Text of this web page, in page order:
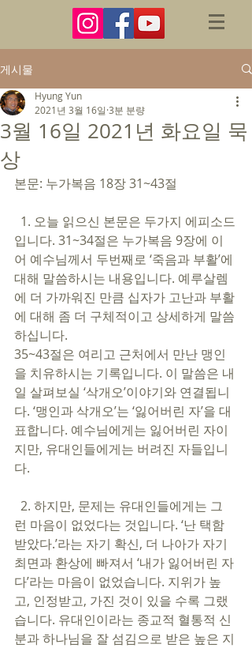
게시물
3월 16일 2021년 화요일 묵
상
Hyung Yun
2021년 3월 16일 3분 분량
본문: 누가복음 18장 31~43절
입니다. 31~34절은 누가복음 9장에 이
어 예수님께서 두번째로 ‘죽음과 부활’에
대해 말씀하시는 내용입니다. 예루살렘
에 더 가까워진 만큼 십자가 고난과 부활
에 대해 좀 더 구체적이고 상세하게 말씀
하십니다.
35~43절은 여리고 근처에서 만난 맹인
을 치유하시는 기록입니다. 이 말씀은 내
일 살펴보실 ‘삭개오’이야기와 연결됩니
다. ‘맹인과 삭개오’는 ‘잃어버린 자’을 대
표합니다. 예수님에게는 잃어버린 자이
지만, 유대인들에게는 버려진 자들입니
다.
런 마음이 없었다는 것입니다. ‘난 택함
받았다.’라는 자기 확신, 더 나아가 자기
최면과 환상에 빠져서 ‘내가 잃어버린 자
다’라는 마음이 없었습니다. 지위가 높
고, 인정받고, 가진 것이 있을 수록 그랬
습니다. 유대인이라는 종교적 혈통적 신
분과 하나님을 잘 섬김으로 받은 높은 지